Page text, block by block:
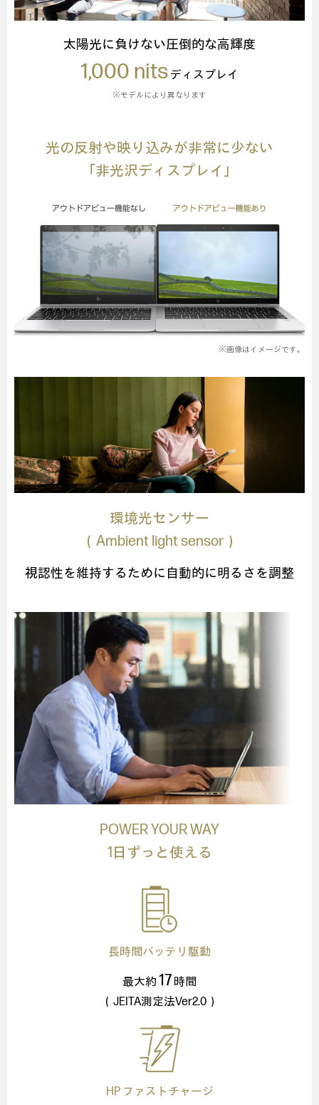
太陽光に負けない圧倒的な高輝度
1,000 nits ディスプレイ
※モデルにより異なります
光の反射や映り込みが非常に少ない
「非光沢ディスプレイ」
※画像はイメージです。
環境光センサー
（Ambient light sensor）
視認性を維持するために自動的に明るさを調整
POWER YOUR WAY
1日ずっと使える
長時間バッテリ駆動
最大約 17 時間
（JEITA測定法Ver2.0）
HP ファストチャージ